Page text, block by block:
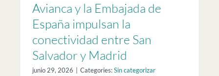
Avianca y la Embajada de
España impulsan la
conectividad entre San
Salvador y Madrid
junio 29, 2026 Categories:Sin categorizar